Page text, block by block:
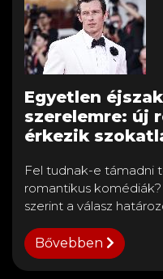
Egyetlen
szerelemre: új
érkezik
Fel tudnak-e támadni
romantikus
szerint a válasz
Bővebben